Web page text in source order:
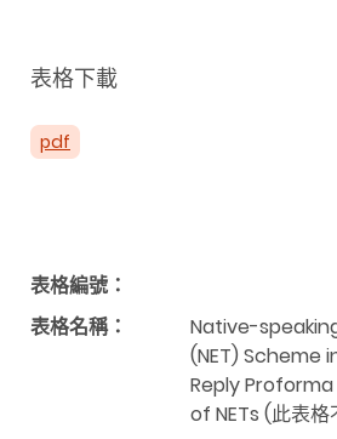
表格下載
pdf
表格編號：
表格名稱：
Native-
(NET) Scheme
Reply
of NETs (此表